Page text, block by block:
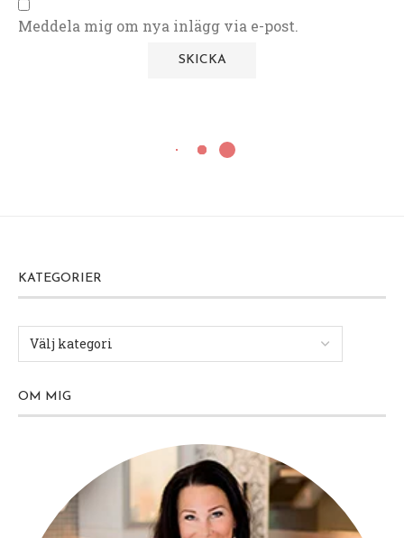
Meddela mig om nya inlägg via e-post.
KATEGORIER
OM MIG